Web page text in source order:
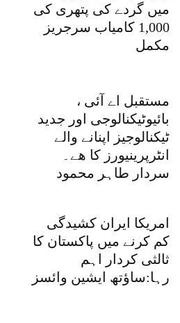
میں گردے کی پتھری کی
1,000 کامیاب سرجریز
مکمل
مستقبل اے آئی ،
بائیوٹیکنالوجی اور جدید
ٹیکنالوجیز اپنانے والے
انٹرپرینیورز کا ھے۔
سردار طاہر محمود
امریکا ایران کشیدگی
کم کرنے میں پاکستان کا
ثالثی کردار اہم
رہا:ساؤتھ ایشین وائسز